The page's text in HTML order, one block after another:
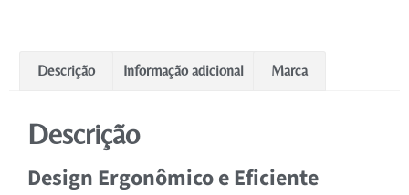
Descrição Informação adicional Marca
Descrição
Design Ergonômico e Eficiente